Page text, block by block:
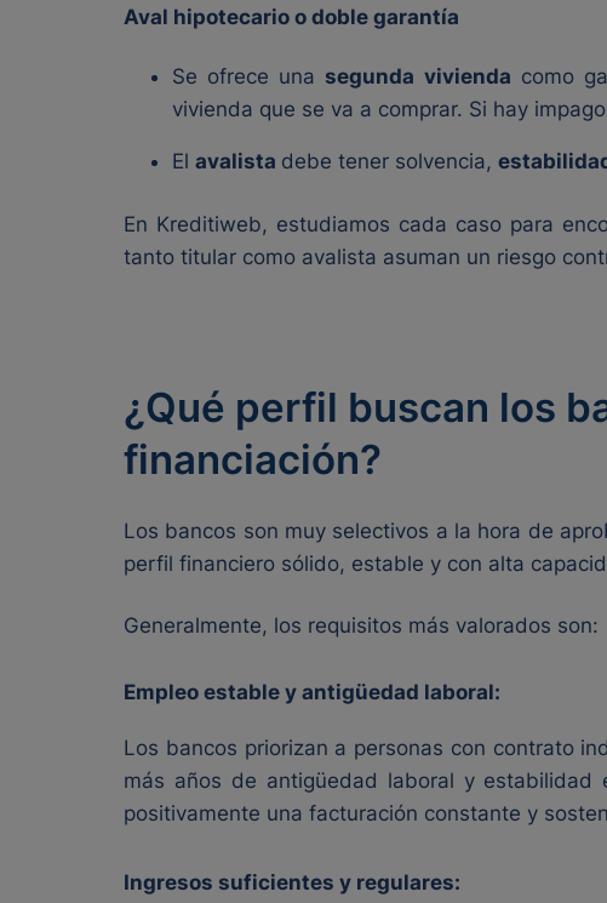
Aval hipotecario o doble garantía
Se ofrece una segunda vivienda como
vivienda que se va a comprar. Si hay
El avalista debe tener solvencia,
En Kreditiweb, estudiamos cada caso para
tanto titular como avalista asuman un riesgo
¿Qué perfil buscan los
financiación?
Los bancos son muy selectivos a la hora de
perfil financiero sólido, estable y con alta
Generalmente, los requisitos más valorados son:
Empleo estable y antigüedad laboral:
Los bancos priorizan a personas con contrato
más años de antigüedad laboral y estabilidad
positivamente una facturación constante y
Ingresos suficientes y regulares: